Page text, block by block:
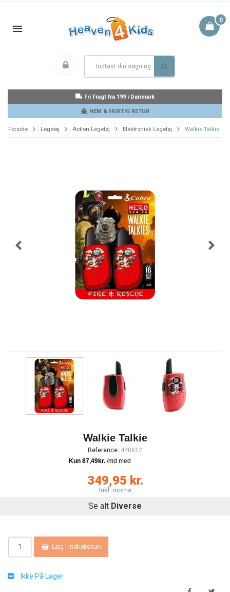
0
Fri Fragt fra 199 i Danmark
NEM & HURTIG RETUR
Forside Legetøj Action Legetøj Elektronisk Legetøj Walkie Talkie
Walkie Talkie
Reference: 440612
349,95 kr.
Inkl. moms
Se alt Diverse
Læg i indkøbskurv
Ikke På Lager